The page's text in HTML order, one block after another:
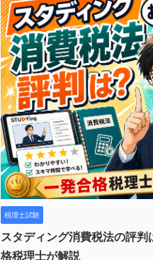
税理士試験
スタディング消費税法の評判
格税理士が解説